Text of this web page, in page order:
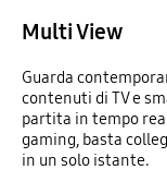
Multi View
Guarda
contenuti di TV e
partita in tempo
gaming, basta
in un solo istante.